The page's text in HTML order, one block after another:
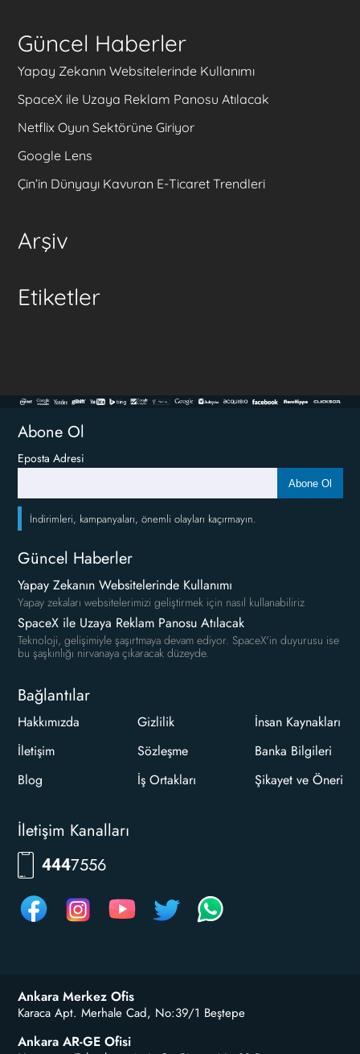
Güncel Haberler
Yapay Zekanın Websitelerinde Kullanımı
SpaceX ile Uzaya Reklam Panosu Atılacak
Netflix Oyun Sektörüne Giriyor
Google Lens
Çin’in Dünyayı Kavuran E-Ticaret Trendleri
Arşiv
Etiketler
Abone Ol
Eposta Adresi
Abone Ol
İndirimleri, kampanyaları, önemli olayları kaçırmayın.
Güncel Haberler
Yapay Zekanın Websitelerinde Kullanımı
Yapay zekaları websitelerimizi geliştirmek için nasıl kullanabiliriz
SpaceX ile Uzaya Reklam Panosu Atılacak
Teknoloji, gelişimiyle şaşırtmaya devam ediyor. SpaceX'in duyurusu ise
bu şaşkınlığı nirvanaya çıkaracak düzeyde.
Bağlantılar
Hakkımızda
İletişim
Blog
Gizlilik
Sözleşme
İş Ortakları
İnsan Kaynakları
Banka Bilgileri
Şikayet ve Öneri
İletişim Kanalları
444RKLM
Ankara Merkez Ofis
Karaca Apt. Merhale Cad, No:39/1 Beştepe
Ankara AR-GE Ofisi